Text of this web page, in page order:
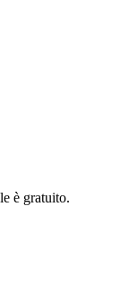
è gratuito.